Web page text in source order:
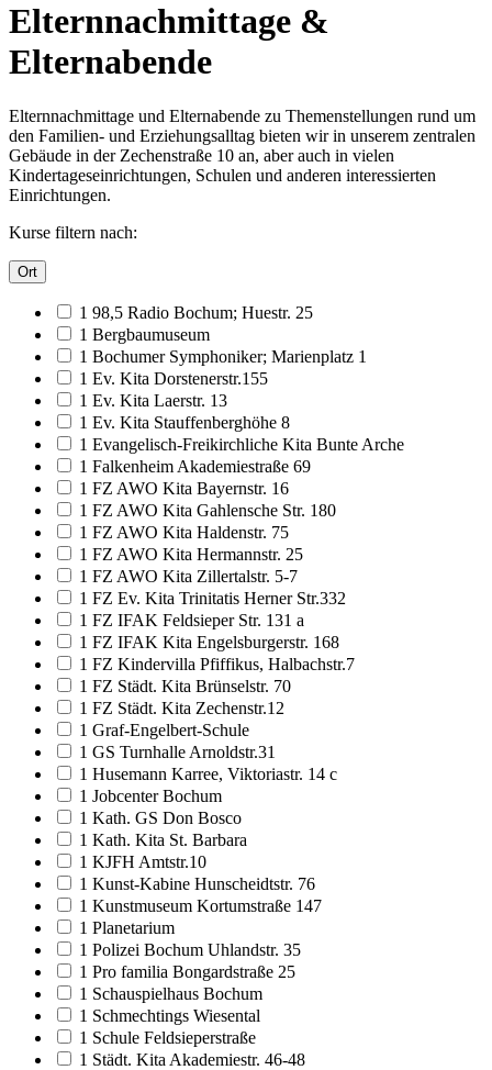
Elternnachmittage &
Elternabende
Elternnachmittage und Elternabende zu Themenstellungen rund um
den Familien- und Erziehungsalltag bieten wir in unserem zentralen
Gebäude in der Zechenstraße 10 an, aber auch in vielen
Kindertageseinrichtungen, Schulen und anderen interessierten
Einrichtungen.
Kurse filtern nach:
Ort
1 98,5 Radio Bochum; Huestr. 25
1 Bergbaumuseum
1 Bochumer Symphoniker; Marienplatz 1
1 Ev. Kita Dorstenerstr.155
1 Ev. Kita Laerstr. 13
1 Ev. Kita Stauffenberghöhe 8
1 Evangelisch-Freikirchliche Kita Bunte Arche
1 Falkenheim Akademiestraße 69
1 FZ AWO Kita Bayernstr. 16
1 FZ AWO Kita Gahlensche Str. 180
1 FZ AWO Kita Haldenstr. 75
1 FZ AWO Kita Hermannstr. 25
1 FZ AWO Kita Zillertalstr. 5-7
1 FZ Ev. Kita Trinitatis Herner Str.332
1 FZ IFAK Feldsieper Str. 131 a
1 FZ IFAK Kita Engelsburgerstr. 168
1 FZ Kindervilla Pfiffikus, Halbachstr.7
1 FZ Städt. Kita Brünselstr. 70
1 FZ Städt. Kita Zechenstr.12
1 Graf-Engelbert-Schule
1 GS Turnhalle Arnoldstr.31
1 Husemann Karree, Viktoriastr. 14 c
1 Jobcenter Bochum
1 Kath. GS Don Bosco
1 Kath. Kita St. Barbara
1 KJFH Amtstr.10
1 Kunst-Kabine Hunscheidtstr. 76
1 Kunstmuseum Kortumstraße 147
1 Planetarium
1 Polizei Bochum Uhlandstr. 35
1 Pro familia Bongardstraße 25
1 Schauspielhaus Bochum
1 Schmechtings Wiesental
1 Schule Feldsieperstraße
1 Städt. Kita Akademiestr. 46-48